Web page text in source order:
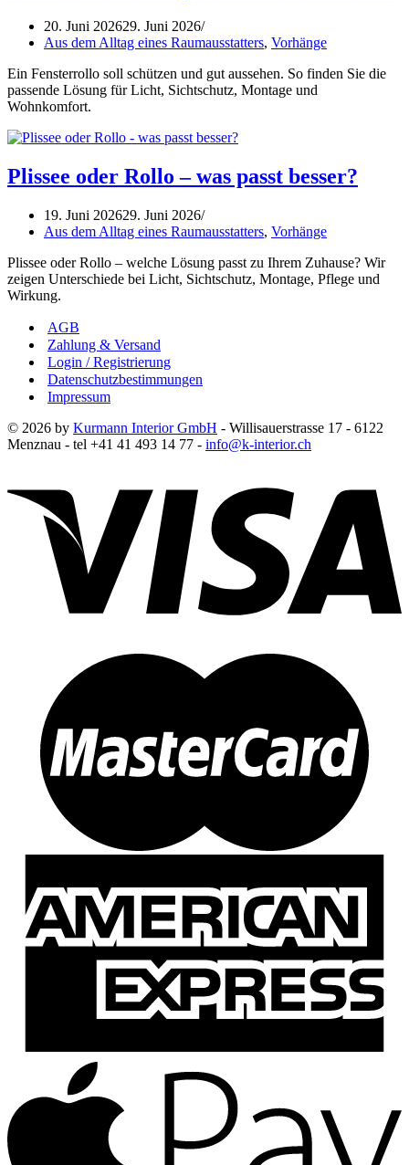
20. Juni 202629. Juni 2026
Aus dem Alltag eines Raumausstatters, Vorhänge
Ein Fensterrollo soll schützen und gut aussehen. So finden Sie die
passende Lösung für Licht, Sichtschutz, Montage und
Wohnkomfort.
Plissee oder Rollo – was passt besser?
19. Juni 202629. Juni 2026
Aus dem Alltag eines Raumausstatters, Vorhänge
Plissee oder Rollo – welche Lösung passt zu Ihrem Zuhause? Wir
zeigen Unterschiede bei Licht, Sichtschutz, Montage, Pflege und
Wirkung.
AGB
Zahlung & Versand
Login / Registrierung
Datenschutzbestimmungen
Impressum
© 2026 by Kurmann Interior GmbH - Willisauerstrasse 17 - 6122
Menznau - tel +41 41 493 14 77 - info@k-interior.ch